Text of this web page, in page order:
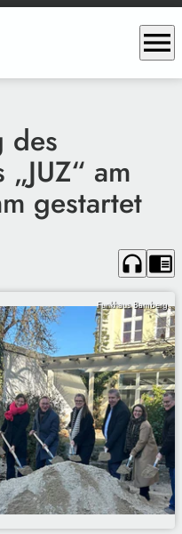
menu
des
am
gestartet
headphones chrome_reader_mode
Funkhaus Bamberg